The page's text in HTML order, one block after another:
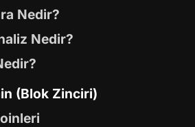
Nedir?
Nedir?
(Blok Zinciri)